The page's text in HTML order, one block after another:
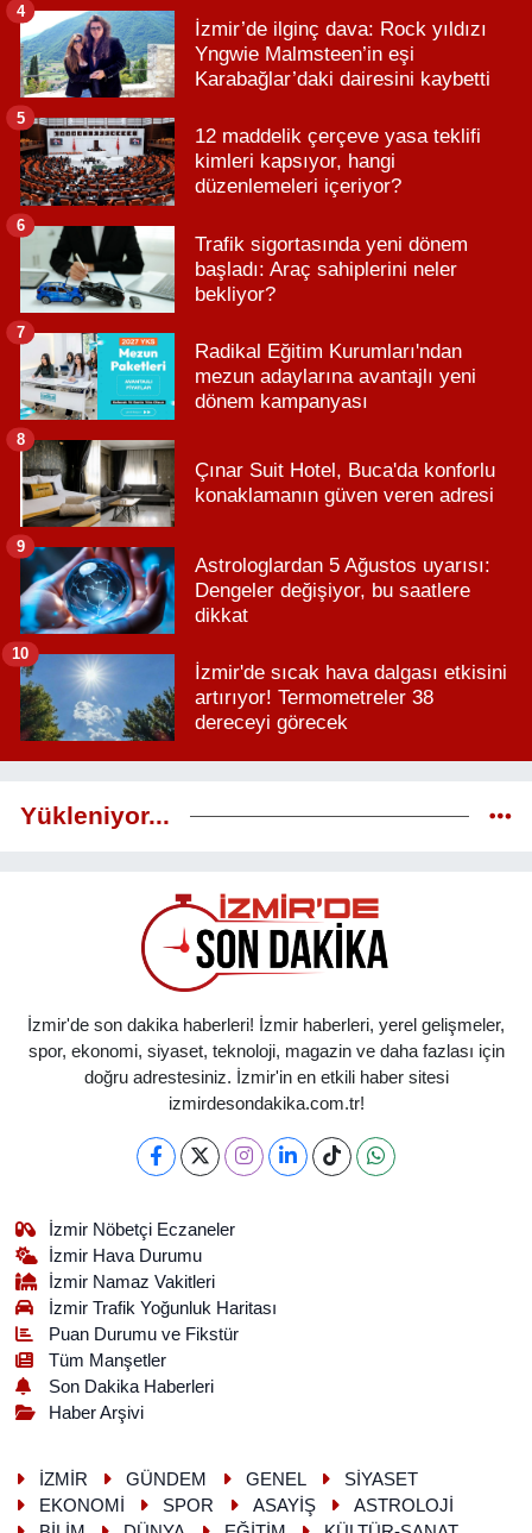
İzmir’de ilginç dava: Rock yıldızı
Yngwie Malmsteen’in eşi
Karabağlar’daki dairesini kaybetti
4
12 maddelik çerçeve yasa teklifi
kimleri kapsıyor, hangi
düzenlemeleri içeriyor?
5
Trafik sigortasında yeni dönem
başladı: Araç sahiplerini neler
bekliyor?
6
Radikal Eğitim Kurumları'ndan
mezun adaylarına avantajlı yeni
dönem kampanyası
7
Çınar Suit Hotel, Buca'da konforlu
konaklamanın güven veren adresi
8
Astrologlardan 5 Ağustos uyarısı:
Dengeler değişiyor, bu saatlere
dikkat
9
İzmir'de sıcak hava dalgası etkisini
artırıyor! Termometreler 38
dereceyi görecek
10
Yükleniyor...
İzmir'de son dakika haberleri! İzmir haberleri, yerel gelişmeler,
spor, ekonomi, siyaset, teknoloji, magazin ve daha fazlası için
doğru adrestesiniz. İzmir'in en etkili haber sitesi
izmirdesondakika.com.tr!
İzmir Nöbetçi Eczaneler
İzmir Hava Durumu
İzmir Namaz Vakitleri
İzmir Trafik Yoğunluk Haritası
Puan Durumu ve Fikstür
Tüm Manşetler
Son Dakika Haberleri
Haber Arşivi
İZMİR GÜNDEM GENEL
SİYASET
EKONOMİ
SPOR ASAYİŞ
ASTROLOJİ